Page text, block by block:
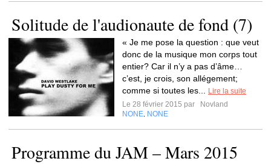
Solitude de l'audionaute de fond (7)
« Je me pose la question : que veut
donc de la musique mon corps tout
entier? Car il n’y a pas d’âme…
c’est, je crois, son allégement;
comme si toutes les...
Lire la suite
Le 28 février 2015 par
Novland
NONE NONE
Programme du JAM – Mars 2015